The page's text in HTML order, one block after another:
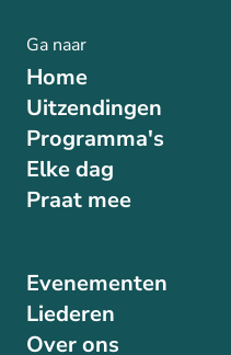
Ga naar
Home
Uitzendingen
Programma's
Elke dag
Praat mee
Evenementen
Liederen
Over ons